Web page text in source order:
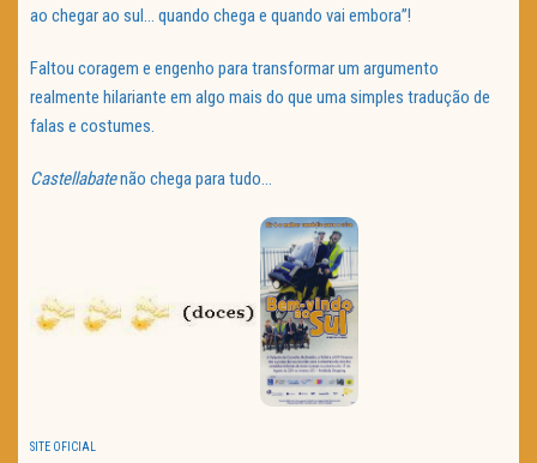
ao chegar ao sul… quando chega e quando vai embora”!
Faltou coragem e engenho para transformar um argumento
realmente hilariante em algo mais do que uma simples tradução de
falas e costumes.
Castellabatenão chega para tudo…
SITE OFICIAL